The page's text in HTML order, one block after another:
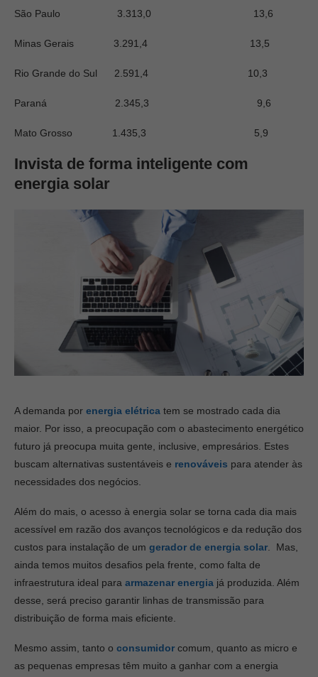
São Paulo 3.313,0 13,6
Minas Gerais 3.291,4 13,5
Rio Grande do Sul 2.591,4 10,3
Paraná 2.345,3 9,6
Mato Grosso 1.435,3 5,9
Invista de forma inteligente com
energia solar
A demanda por energia elétrica tem se mostrado cada dia
maior. Por isso, a preocupação com o abastecimento energético
futuro já preocupa muita gente, inclusive, empresários. Estes
buscam alternativas sustentáveis e renováveis para atender às
necessidades dos negócios.
Além do mais, o acesso à energia solar se torna cada dia mais
acessível em razão dos avanços tecnológicos e da redução dos
custos para instalação de um gerador de energia solar
Mas,
ainda temos muitos desafios pela frente, como falta de
infraestrutura ideal para armazenar energia já produzida. Além
desse, será preciso garantir linhas de transmissão para
distribuição de forma mais eficiente.
Mesmo assim, tanto o consumidor comum, quanto as micro e
as pequenas empresas têm muito a ganhar com a energia